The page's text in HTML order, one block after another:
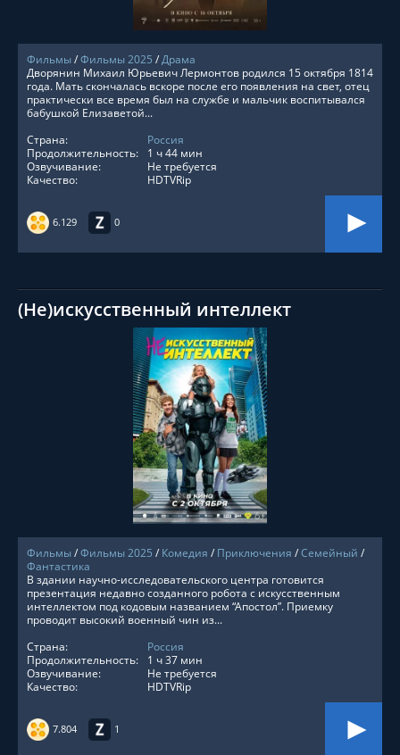
Фильмы/Фильмы 2025 /Драма
6.129 0
Дворянин Михаил Юрьевич Лермонтов родился 15 октября 1814
года. Мать скончалась вскоре после его появления на свет, отец
практически все время был на службе и мальчик воспитывался
бабушкой Елизаветой...
Страна:
Россия
Продолжительность:
1 ч 44 мин
Озвучивание:
Не требуется
Качество:
HDTVRip
(Не)искусственный интеллект
СМОТРЕТЬ ОНЛАЙН
Фильмы/Фильмы 2025 / Комедия / Приключения /Семейный /
Фантастика
7.804 1
В здании научно-исследовательского центра готовится
презентация недавно созданного робота с искусственным
интеллектом под кодовым названием “Апостол”. Приемку
проводит высокий военный чин из...
Страна:
Россия
Продолжительность:
1 ч 37 мин
Озвучивание:
Не требуется
Качество:
HDTVRip